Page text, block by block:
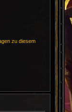
zu diesem